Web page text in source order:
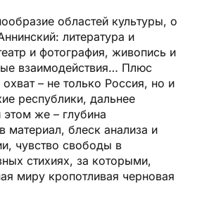
областей культуры, о
литература и
и фотография, живопись и
взаимодействия… Плюс
охват – не только Россия, но и
республики, дальнее
же – глубина
материал, блеск анализа и
чувство свободы в
стихиях, за которыми,
миру кропотливая черновая